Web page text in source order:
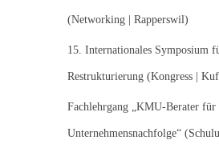
:(Networking | Rapperswil)
15. Internationales Symposium
Restrukturierung (Kongress |
Fachlehrgang „KMU-Berater für
Unternehmensnachfolge“